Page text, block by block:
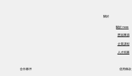
關於​
關於​ ness
歷屆事蹟
企業課程
人才招募
合作夥伴 使用條款